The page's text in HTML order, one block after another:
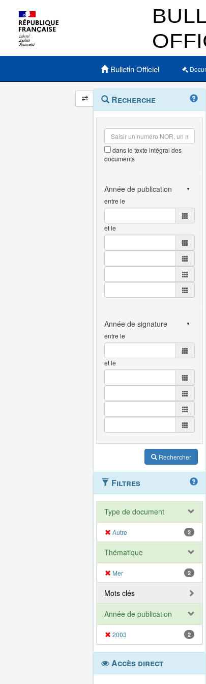
Menu principal
Bulletin Officiel
Navigation
et
outils
annexes
Menu
contextuel
Recherche
dans le texte intégral des
documents
entre le
et le
entre le
et le
Rechercher
Filtres
Type de document
Autre 2
Thématique
Mer 2
Mots clés
Année de publication
2003 2
Accès direct